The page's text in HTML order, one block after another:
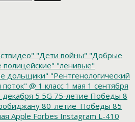
"Дети войны" "Добрые
"ленивые"
дольщики" "Рентгенологический
@ 1 класс 1 мая 1 сентября
декабря 5 5G 75-летие Победы 8
80_летие_Победы 85
Apple Forbes Instagram L-410